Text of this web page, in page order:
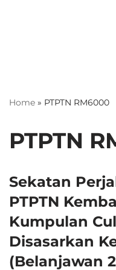
Home » PTPTN RM6000
PTPTN
Sekatan
PTPTN
Kumpulan
Disasarkan
(Belanjawan